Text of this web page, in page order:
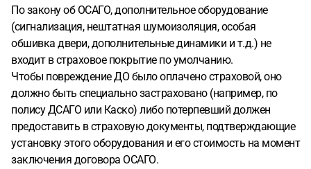
По закону об ОСАГО, дополнительное оборудование
(сигнализация, нештатная шумоизоляция, особая
обшивка двери, дополнительные динамики и т.д.) не
входит в страховое покрытие по умолчанию.
Чтобы повреждение ДО было оплачено страховой, оно
должно быть специально застраховано (например, по
полису ДСАГО или Каско) либо потерпевший должен
предоставить в страховую документы, подтверждающие
установку этого оборудования и его стоимость на момент
заключения договора ОСАГО.